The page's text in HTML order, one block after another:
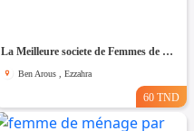
La Meilleure societe de Femmes de Ménage A Ezzahra
Ben Arous , Ezzahra
60 TND